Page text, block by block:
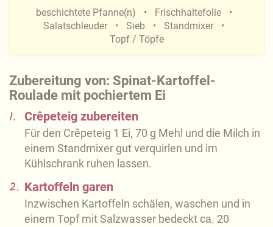
Zubereitung von: Spinat-Kartoffel-
Roulade mit pochiertem Ei
1. Crêpeteig zubereiten
Für den Crêpeteig 1 Ei, 70 g Mehl und die Milch in
einem Standmixer gut verquirlen und im
Kühlschrank ruhen lassen.
2. Kartoffeln garen
Inzwischen Kartoffeln schälen, waschen und in
einem Topf mit Salzwasser bedeckt ca. 20
beschichtete Pfanne(n)
Frischhaltefolie
Salatschleuder
Sieb
Standmixer
Topf / Töpfe